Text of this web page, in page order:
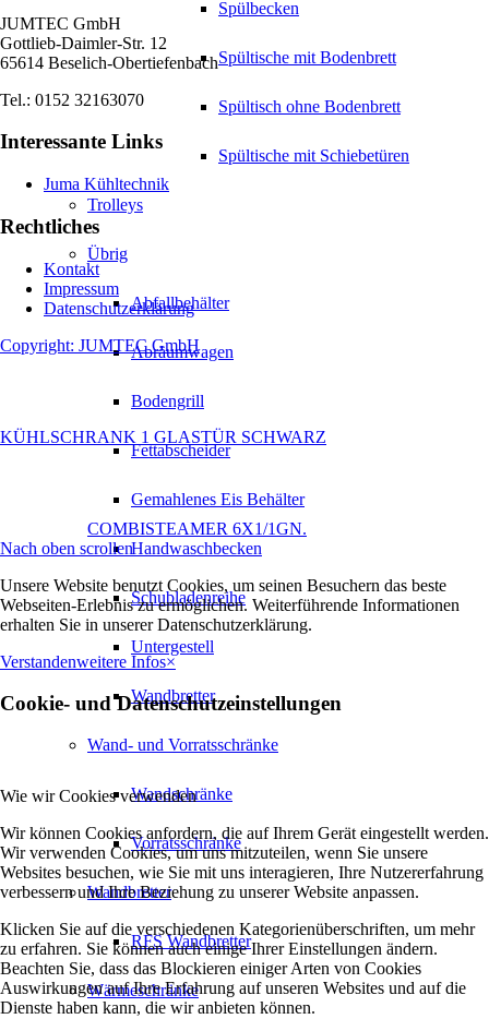
Spülbecken
Spültische mit Bodenbrett
Spültisch ohne Bodenbrett
Spültische mit Schiebetüren
Trolleys
Übrig
Abfallbehälter
Abräumwagen
Bodengrill
Fettabscheider
Gemahlenes Eis Behälter
Handwaschbecken
Schubladenreihe
Untergestell
Wandbretter
Wand- und Vorratsschränke
Wandschränke
Vorratsschränke
Wandbretter
RFS Wandbretter
Wärmeschränke
JUMTEC GmbH
Gottlieb-Daimler-Str. 12
65614 Beselich-Obertiefenbach
Tel.: 0152 32163070
Interessante Links
Juma Kühltechnik
Rechtliches
Kontakt
Impressum
Datenschutzerklärung
Copyright: JUMTEC GmbH
KÜHLSCHRANK 1 GLASTÜR SCHWARZ
COMBISTEAMER 6X1/1GN.
Nach oben scrollen
Unsere Website benutzt Cookies, um seinen Besuchern das beste
Webseiten-Erlebnis zu ermöglichen. Weiterführende Informationen
erhalten Sie in unserer Datenschutzerklärung.
Verstandenweitere Infos×
Cookie- und Datenschutzeinstellungen
Wie wir Cookies verwenden
Wir können Cookies anfordern, die auf Ihrem Gerät eingestellt werden.
Wir verwenden Cookies, um uns mitzuteilen, wenn Sie unsere
Websites besuchen, wie Sie mit uns interagieren, Ihre Nutzererfahrung
verbessern und Ihre Beziehung zu unserer Website anpassen.
Klicken Sie auf die verschiedenen Kategorienüberschriften, um mehr
zu erfahren. Sie können auch einige Ihrer Einstellungen ändern.
Beachten Sie, dass das Blockieren einiger Arten von Cookies
Auswirkungen auf Ihre Erfahrung auf unseren Websites und auf die
Dienste haben kann, die wir anbieten können.